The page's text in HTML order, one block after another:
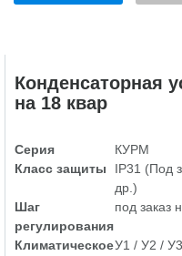
Конденсаторная
на 18 квар
Серия
КУРМ
Класс защиты
IP31 (Под
др.)
Шаг
регулирования
под заказ
КлиматическоеУ1 / У2 /